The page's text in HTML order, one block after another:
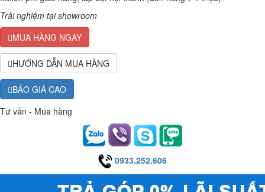
Trải nghiệm tại showroom
MUA HÀNG NGAY
HƯỚNG DẪN MUA HÀNG
BÁO GIÁ CAO
Tư vấn - Mua hàng
0933.252.606